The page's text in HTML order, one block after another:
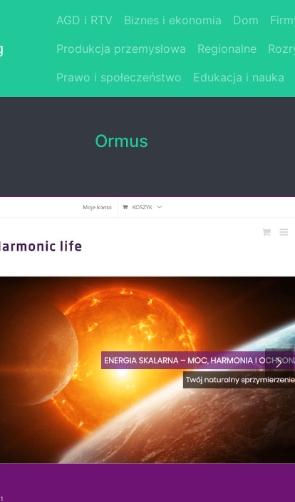
AGD i RTV Biznes i ekonomia Dom
Produkcja przemysłowa
Regionalne
Prawo i społeczeństwo
Edukacja i nauka
Ormus